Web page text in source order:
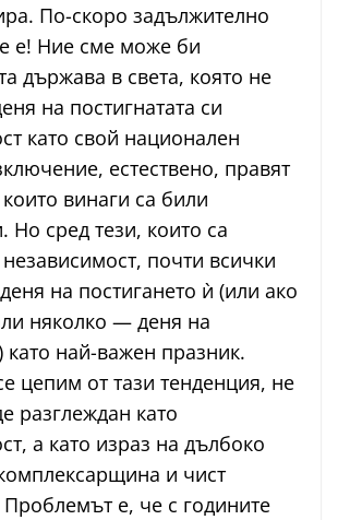
По-скоро задължително
е! Ние сме може би
държава в света, която не
на постигнатата си
като свой национален
естествено, правят
винаги са били
Но сред тези, които са
почти всички
на постигането ѝ (или ако
няколко — деня на
като най-важен празник.
цепим от тази тенденция, не
разглеждан като
а като израз на дълбоко
и чист
е, че с годините